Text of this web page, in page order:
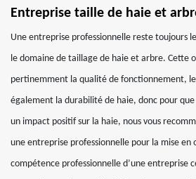
Entreprise taille de haie et
Une entreprise professionnelle reste toujours
le domaine de taillage de haie et arbre. Cette
pertinemment la qualité de fonctionnement,
également la durabilité de haie, donc pour
un impact positif sur la haie, nous vous
une entreprise professionnelle pour la mise
compétence professionnelle d’une entreprise